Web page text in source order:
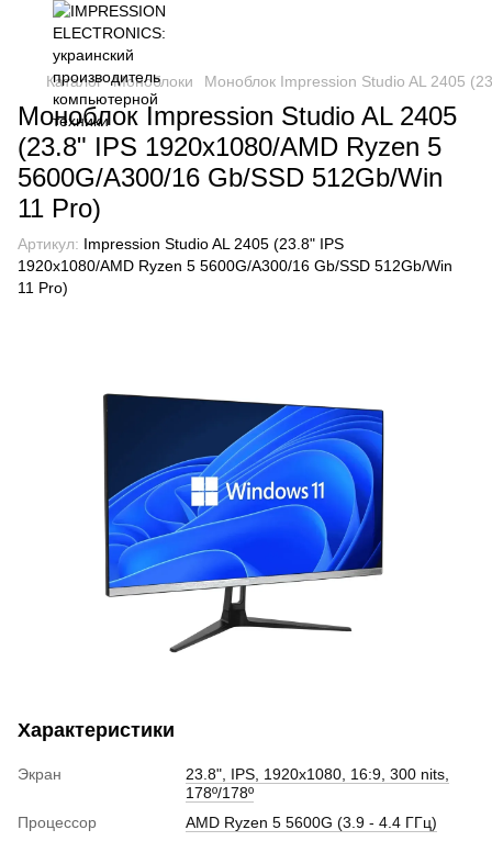
Каталог Моноблоки Моноблок Impression Studio AL 2405
Моноблок Impression Studio AL 2405
(23.8" IPS 1920x1080/AMD Ryzen 5
5600G/A300/16 Gb/SSD 512Gb/Win
11 Pro)
Артикул: Impression Studio AL 2405 (23.8" IPS
1920x1080/AMD Ryzen 5 5600G/A300/16 Gb/SSD 512Gb/Win
11 Pro)
Характеристики
Экран
23.8", IPS, 1920x1080, 16:9, 300 nits,
178º/178º
Процессор
AMD Ryzen 5 5600G (3.9 - 4.4 ГГц)